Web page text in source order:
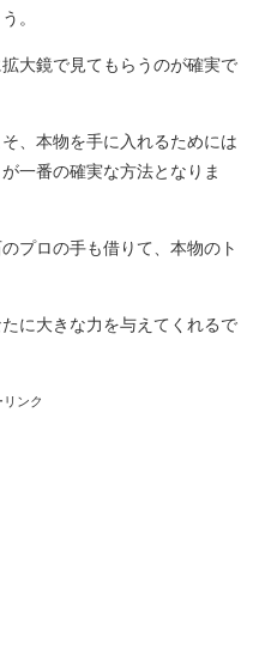
。
大鏡で見てもらうのが確実で
、本物を手に入れるためには
一番の確実な方法となりま
プロの手も借りて、本物のト
に大きな力を与えてくれるで
ンク